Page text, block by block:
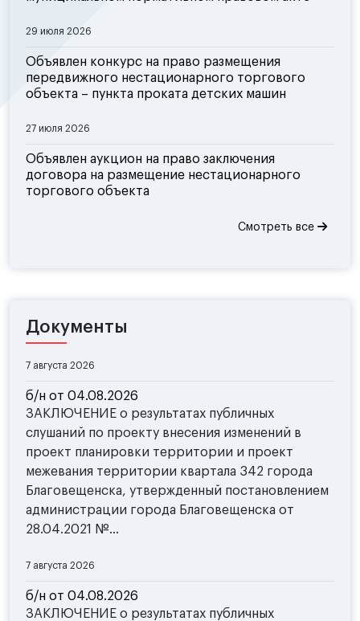
29 июля 2026
Объявлен конкурс на право размещения
передвижного нестационарного торгового
объекта – пункта проката детских машин
27 июля 2026
Объявлен аукцион на право заключения
договора на размещение нестационарного
торгового объекта
Смотреть все
Документы
7 августа 2026
б/н от 04.08.2026
ЗАКЛЮЧЕНИЕ о результатах публичных
слушаний по проекту внесения изменений в
проект планировки территории и проект
межевания территории квартала 342 города
Благовещенска, утвержденный постановлением
администрации города Благовещенска от
28.04.2021 №...
7 августа 2026
б/н от 04.08.2026
ЗАКЛЮЧЕНИЕ о результатах публичных